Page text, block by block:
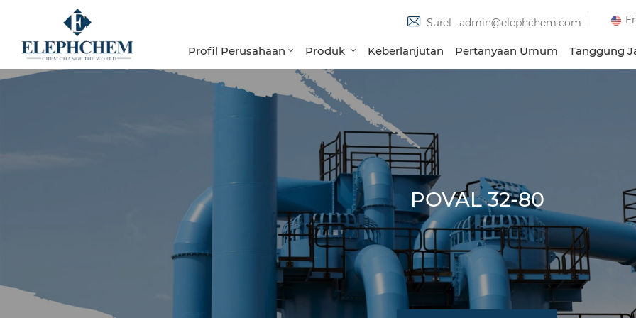
Surel : admin@elephchem.com
Profil Perusahaan Produk Keberlanjutan Pertanyaan Umum Tanggung
POVAL 32-80